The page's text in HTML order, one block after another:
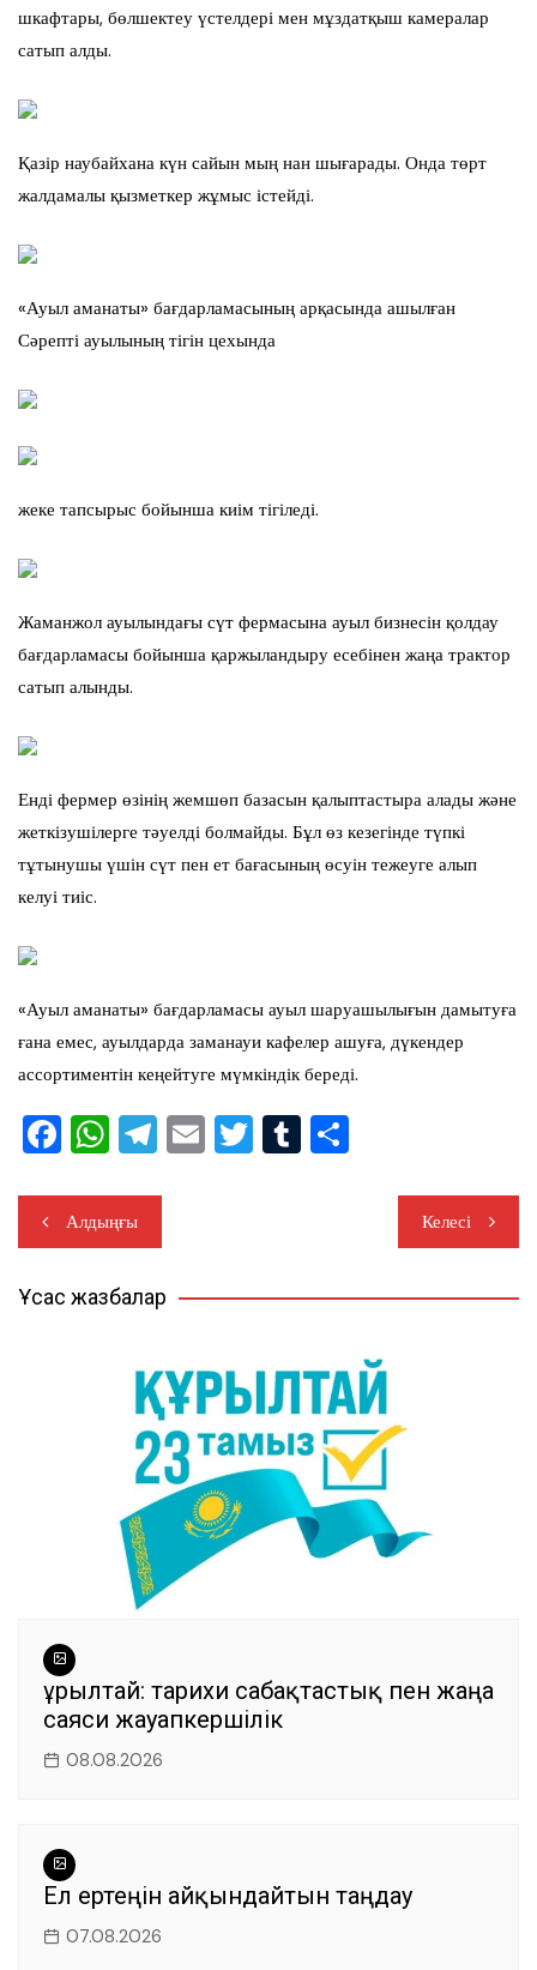
шкафтары, бөлшектеу үстелдері мен мұздатқыш камералар
сатып алды.
Қазір наубайхана күн сайын мың нан шығарады. Онда төрт
жалдамалы қызметкер жұмыс істейді.
«Ауыл аманаты» бағдарламасының арқасында ашылған
Сәрепті ауылының тігін цехында
жеке тапсырыс бойынша киім тігіледі.
Жаманжол ауылындағы сүт фермасына ауыл бизнесін қолдау
бағдарламасы бойынша қаржыландыру есебінен жаңа трактор
сатып алынды.
Енді фермер өзінің жемшөп базасын қалыптастыра алады және
жеткізушілерге тәуелді болмайды. Бұл өз кезегінде түпкі
тұтынушы үшін сүт пен ет бағасының өсуін тежеуге алып
келуі тиіс.
«Ауыл аманаты» бағдарламасы ауыл шаруашылығын дамытуға
ғана емес, ауылдарда заманауи кафелер ашуға, дүкендер
ассортиментін кеңейтуге мүмкіндік береді.
F
c
e
b
W
at
s
A
T
e
gr
a
m
E T T
r
Жазба
навигациясы
Алдыңғы Келесі
Ұқсас жазбалар
Құрылтай: тарихи сабақтастық пен жаңа
саяси жауапкершілік
08.08.2026
Ел ертеңін айқындайтын таңдау
07.08.2026